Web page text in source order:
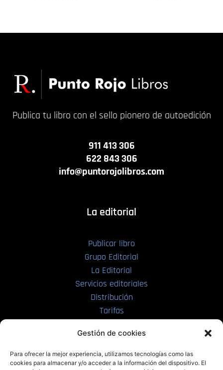
Gestión de cookies
Para ofrecer la mejor experiencia, utilizamos tecnologías como las
cookies para almacenar y/o acceder a la información del dispositivo. El
Publica tu libro con el sello pionero de autoedición
911 413 306
622 843 306
info@puntorojolibros.com
La editorial
Publicar libro
Grupo Editorial
La Editorial
Servicios editoriales
Distribución
Tarifas